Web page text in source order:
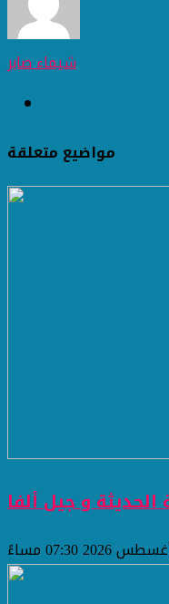
شيماء صابر
مواضيع متعلقة
الحديثة و جيل ألفا